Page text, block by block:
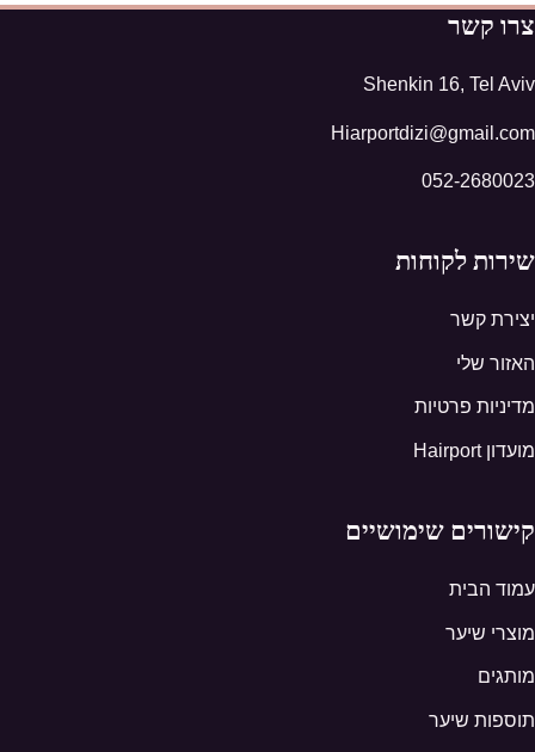
צרו קשר
Shenkin 16, Tel Aviv
Hiarportdizi@gmail.com
052-2680023
שירות לקוחות
יצירת קשר
האזור שלי
מדיניות פרטיות
מועדון Hairport
קישורים שימושיים
עמוד הבית
מוצרי שיער
מותגים
תוספות שיער